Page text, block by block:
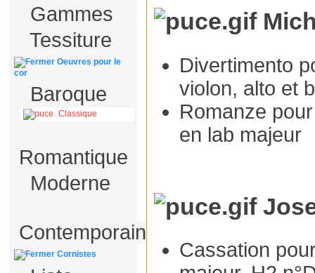
Gammes
Tessiture
Oeuvres pour le
cor
Baroque
Classique
Romantique
Moderne
Contemporain
Cornistes
Divertimento
violon, alto et
Romanze
en lab majeur
Cassation